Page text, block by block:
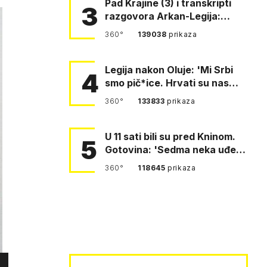
3
Pad Krajine (3) i transkripti
razgovora Arkan-Legija:
'Čujem, prelazite ustašam…
360° 139038prikaza
4 Legija nakon Oluje: 'Mi Srbi
smo pič*ice. Hrvati su nas
pomeli!'
360° 133833prikaza
5
U 11 sati bili su pred Kninom.
Gotovina: 'Sedma neka uđe,
4. gardijska neka g…
360° 118645prikaza